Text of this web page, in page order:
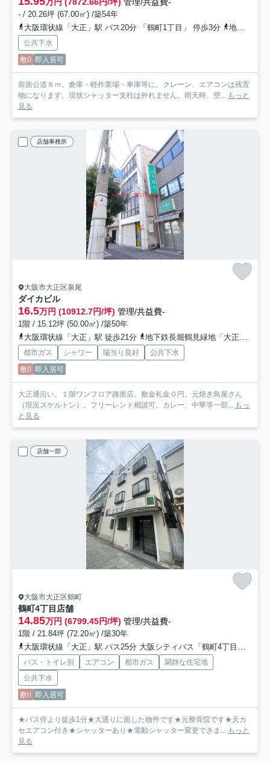
万円 (7872.66円/坪) 管理/共益費-
- / 20.26坪 (67.00㎡) /築54年
大阪環状線「大正」駅 バス20分 「鶴町1丁目」 停歩3分
地下鉄長堀鶴見緑地「大正」駅 バス20分 「鶴町1丁目」 停歩2分
公共下水
敷0 即入居可
前面公道８ｍ。倉庫・軽作業場・車庫等に。クレーン、エアコンは残置
物になります。現状シャッター支柱は外れません。雨天時、壁... もっと
見る
店舗事務所
大阪市大正区泉尾
ダイカビル
16.5万円 (10912.7円/坪) 管理/共益費-
1階 / 15.12坪 (50.00㎡) /築50年
大阪環状線「大正」駅 徒歩21分
地下鉄長堀鶴見緑地「大正」駅 徒歩21分
都市ガス シャワー 陽当り良好
公共下水
敷0 即入居可
大正通沿い。１階ワンフロア路面店。敷金礼金０円。元焼き鳥屋さん
（現況スケルトン）。フリーレント相談可。カレー、中華等一部... もっ
と見る
店舗一部
大阪市大正区鶴町
鶴町4丁目店舗
14.85万円 (6799.45円/坪) 管理/共益費-
1階 / 21.84坪 (72.20㎡) /築30年
大阪環状線「大正」駅 バス25分 大阪シティバス「鶴町4丁目」 停歩1分
バス・トイレ別 エアコン 都市ガス
閑静な住宅地
公共下水
敷0 即入居可
★バス停より徒歩1分★大通りに面した物件です★元整骨院です★天カ
セエアコン付き★シャッターあり★電動シャッター変更できま... もっと
見る